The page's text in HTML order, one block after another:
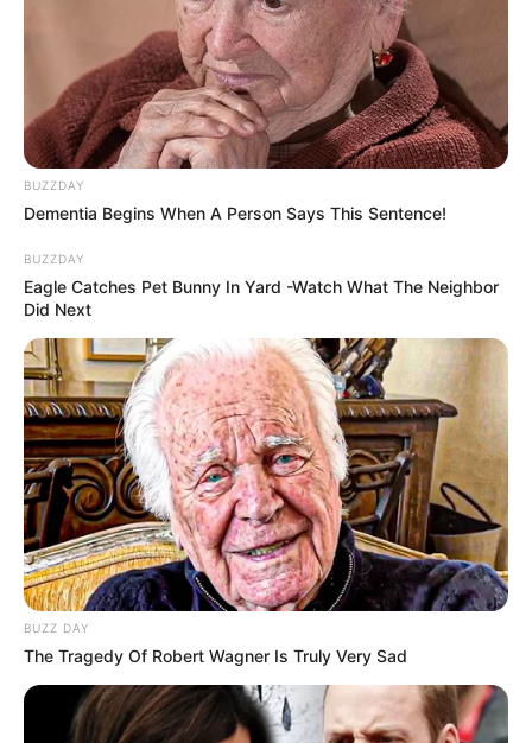
BUZZDAY
Dementia Begins When A Person Says This Sentence!
BUZZDAY
Eagle Catches Pet Bunny In Yard -Watch What The Neighbor
Did Next
BUZZ DAY
The Tragedy Of Robert Wagner Is Truly Very Sad